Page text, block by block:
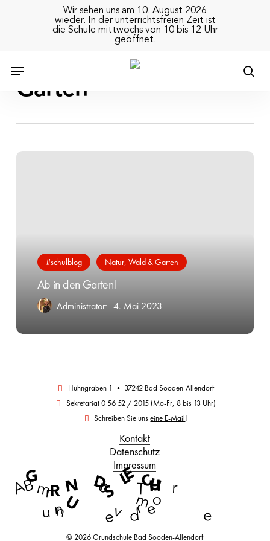
Wir sehen uns am 10. August 2026
wieder. In der unterrichtsfreien Zeit ist
die Schule mittwochs von 10 bis 12 Uhr
geöffnet.
Auswahl
Tag
Garten
Ab
#schulblog Natur, Wald & Garten
Ab in den Garten!
Administrator 4. Mai 2023
Huhngraben 1 • 37242 Bad Sooden-Allendorf
Sekretariat 0 56 52 / 2015 (Mo-Fr, 8 bis 13 Uhr)
Schreiben Sie unseine E-Mail!
Kontakt
Datenschutz
Impressum
G
RU
N D
S CH
U
L
E
A m
B r
u n
n e
n
v
o
r
d e
m
T
o
r
e
© 2026Grundschule Bad Sooden-Allendorf